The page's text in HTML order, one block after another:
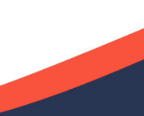
নামের